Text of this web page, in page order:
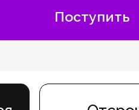
Поступить